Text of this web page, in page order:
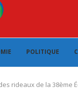
POLITIQUE
rideaux de la 38ème